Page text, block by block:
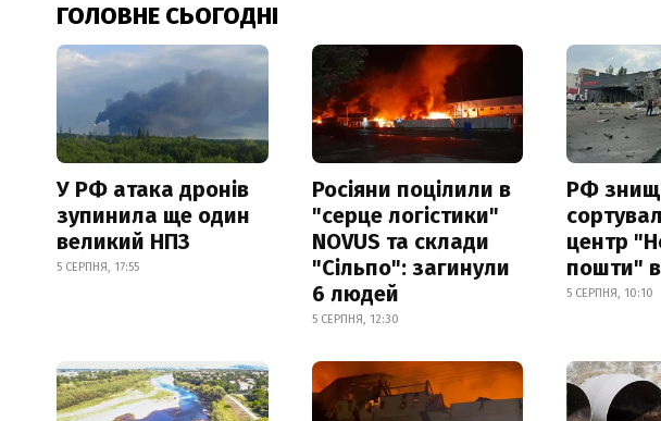
ГОЛОВНЕ СЬОГОДНІ
У РФ атака дронів
зупинила ще один
великий НПЗ
5 СЕРПНЯ, 17:55
Росіяни поцілили в
"серце логістики"
NOVUS та склади
"Сільпо": загинули
6 людей
5 СЕРПНЯ, 12:30
РФ
центр
пошти" в
5 СЕРПНЯ, 10:10